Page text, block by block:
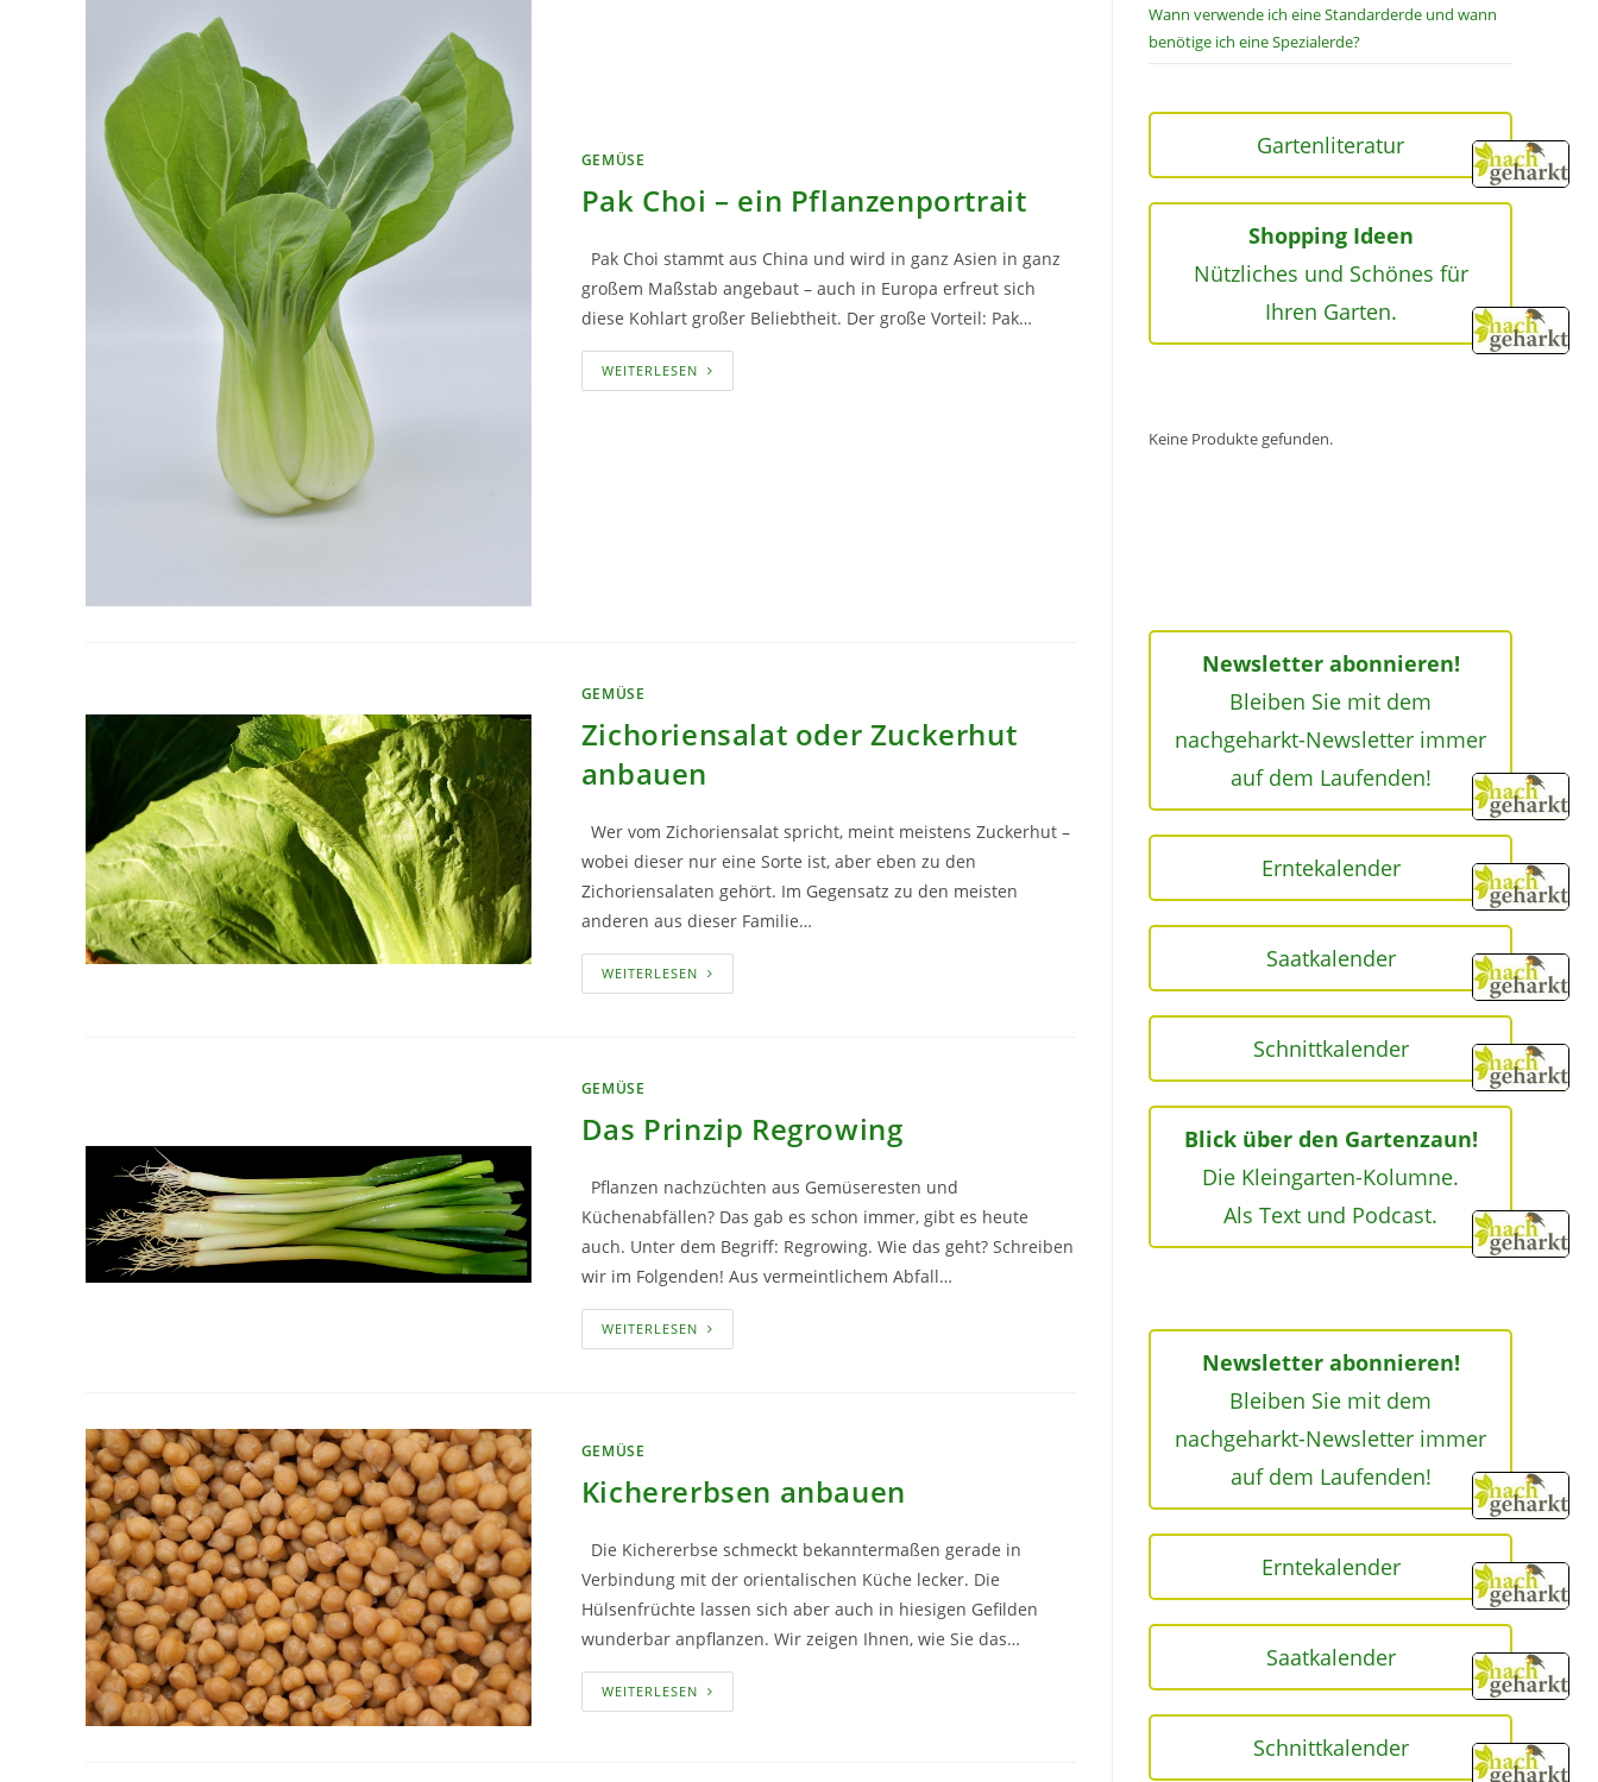
GEMÜSE
Pak Choi – ein Pflanzenportrait
Pak Choi stammt aus China und wird in ganz Asien in ganz
großem Maßstab angebaut – auch in Europa erfreut sich
diese Kohlart großer Beliebtheit. Der große Vorteil: Pak…
WEITERLESENPAK
CHOI
GEMÜSE
Zichoriensalat oder Zuckerhut
anbauen
Wer vom Zichoriensalat spricht, meint meistens Zuckerhut –
wobei dieser nur eine Sorte ist, aber eben zu den
Zichoriensalaten gehört. Im Gegensatz zu den meisten
anderen aus dieser Familie…
WEITERLESENZICHORIENSALAT
ODER
GEMÜSE
Das Prinzip Regrowing
Pflanzen nachzüchten aus Gemüseresten und
Küchenabfällen? Das gab es schon immer, gibt es heute
auch. Unter dem Begriff: Regrowing. Wie das geht? Schreiben
wir im Folgenden! Aus vermeintlichem Abfall…
WEITERLESENDAS
PRINZIP
GEMÜSE
Kichererbsen anbauen
Die Kichererbse schmeckt bekanntermaßen gerade in
Verbindung mit der orientalischen Küche lecker. Die
Hülsenfrüchte lassen sich aber auch in hiesigen Gefilden
wunderbar anpflanzen. Wir zeigen Ihnen, wie Sie das…
WEITERLESENKICHERERBSEN
ANBAUEN
Wann verwende ich eine Standarderde und wann
benötige ich eine Spezialerde?
Gartenliteratur
Shopping Ideen
Nützliches und Schönes für
Ihren Garten.
Keine Produkte gefunden.
Newsletter abonnieren!
Bleiben Sie mit dem
nachgeharkt-Newsletter immer
auf dem Laufenden!
Erntekalender
Saatkalender
Schnittkalender
Blick über den Gartenzaun!
Die Kleingarten-Kolumne.
Als Text und Podcast.
Newsletter abonnieren!
Bleiben Sie mit dem
nachgeharkt-Newsletter immer
auf dem Laufenden!
Erntekalender
Saatkalender
Schnittkalender